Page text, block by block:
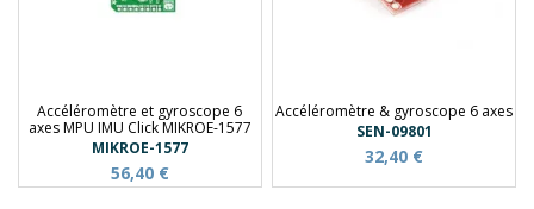
Accéléromètre et gyroscope 6
axes MPU IMU Click MIKROE-1577
MIKROE-1577
56,40 €
Accéléromètre & gyroscope 6 axes
SEN-09801
32,40 €